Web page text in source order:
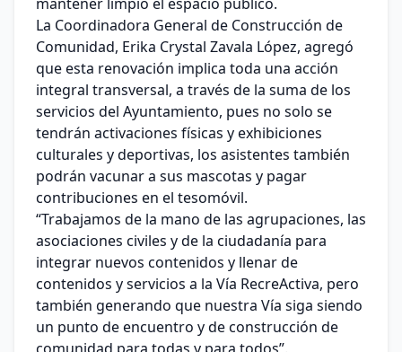
La Coordinadora General de Construcción de
Comunidad, Erika Crystal Zavala López, agregó
que esta renovación implica toda una acción
integral transversal, a través de la suma de los
servicios del Ayuntamiento, pues no solo se
tendrán activaciones físicas y exhibiciones
culturales y deportivas, los asistentes también
podrán vacunar a sus mascotas y pagar
contribuciones en el tesomóvil.
“Trabajamos de la mano de las agrupaciones, las
asociaciones civiles y de la ciudadanía para
integrar nuevos contenidos y llenar de
contenidos y servicios a la Vía RecreActiva, pero
también generando que nuestra Vía siga siendo
un punto de encuentro y de construcción de